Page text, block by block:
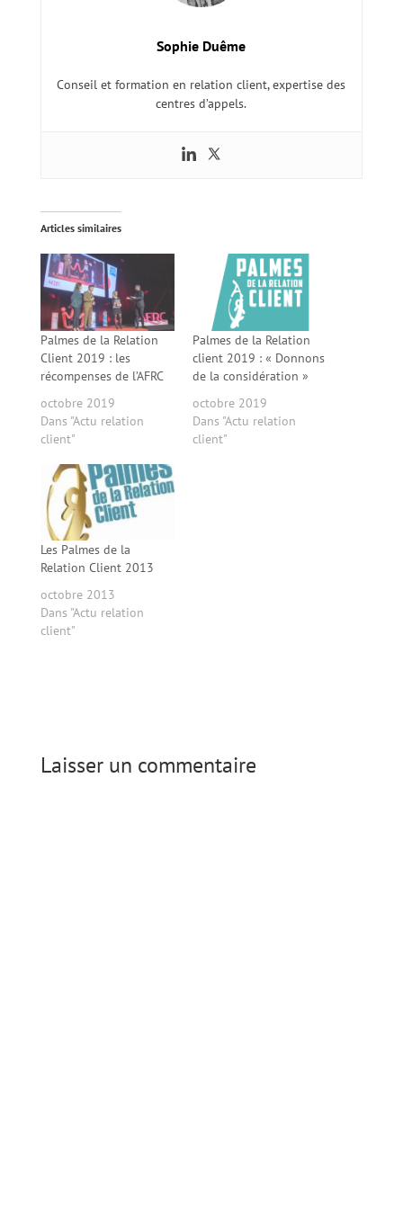
Sophie Duême
Conseil et formation en relation client, expertise des
centres d’appels.
Articles similaires
Palmes de la Relation
Client 2019 : les
récompenses de l’AFRC
octobre 2019
Dans "Actu relation
client"
Palmes de la Relation
client 2019 : « Donnons
de la considération »
octobre 2019
Dans "Actu relation
client"
Les Palmes de la
Relation Client 2013
octobre 2013
Dans "Actu relation
client"
Laisser un commentaire